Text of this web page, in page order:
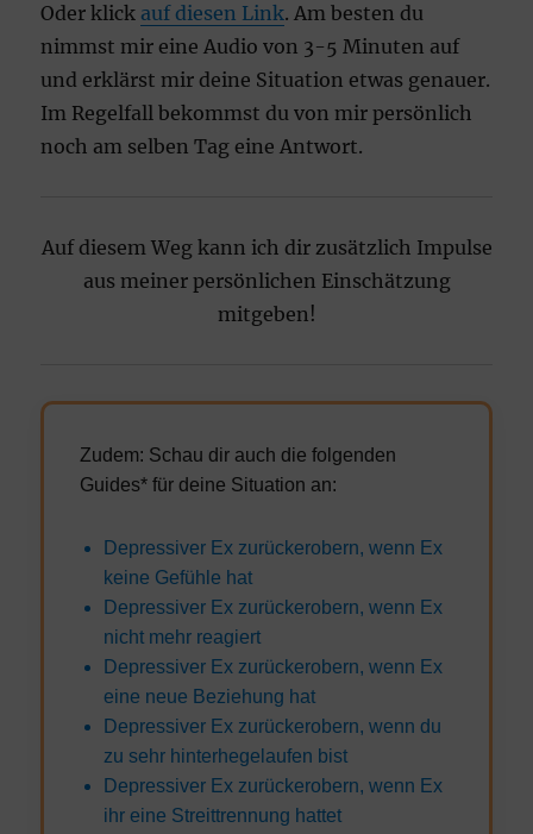
Oder klick auf diesen Link. Am besten du
nimmst mir eine Audio von 3-5 Minuten auf
und erklärst mir deine Situation etwas genauer.
Im Regelfall bekommst du von mir persönlich
noch am selben Tag eine Antwort.
Auf diesem Weg kann ich dir zusätzlich Impulse
aus meiner persönlichen Einschätzung
mitgeben!
Zudem: Schau dir auch die folgenden
Guides* für deine Situation an:
Depressiver Ex zurückerobern, wenn Ex
keine Gefühle hat
Depressiver Ex zurückerobern, wenn Ex
nicht mehr reagiert
Depressiver Ex zurückerobern, wenn Ex
eine neue Beziehung hat
Depressiver Ex zurückerobern, wenn du
zu sehr hinterhegelaufen bist
Depressiver Ex zurückerobern, wenn Ex
ihr eine Streittrennung hattet